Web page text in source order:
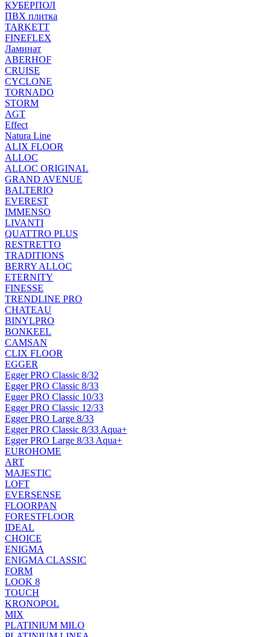
КУБЕРПОЛ
ПВХ плитка
TARKETT
FINEFLEX
Ламинат
ABERHOF
CRUISE
CYCLONE
TORNADO
STORM
AGT
Effect
Natura Line
ALIX FLOOR
ALLOC
ALLOC ORIGINAL
GRAND AVENUE
BALTERIO
EVEREST
IMMENSO
LIVANTI
QUATTRO PLUS
RESTRETTO
TRADITIONS
BERRY ALLOC
ETERNITY
FINESSE
TRENDLINE PRO
CHATEAU
BINYLPRO
BONKEEL
CAMSAN
CLIX FLOOR
EGGER
Egger PRO Classic 8/32
Egger PRO Classic 8/33
Egger PRO Classic 10/33
Egger PRO Classic 12/33
Egger PRO Large 8/33
Egger PRO Classic 8/33 Aqua+
Egger PRO Large 8/33 Aqua+
EUROHOME
ART
MAJESTIC
LOFT
EVERSENSE
FLOORPAN
FORESTFLOOR
IDEAL
CHOICE
ENIGMA
ENIGMA CLASSIC
FORM
LOOK 8
TOUCH
KRONOPOL
MIX
PLATINIUM MILO